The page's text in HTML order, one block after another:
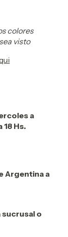
colores
visto
a
18 Hs.
Argentina a
sucrusal o